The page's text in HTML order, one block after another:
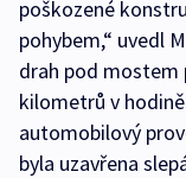
poškozené
pohybem,“ uvedl
drah pod mostem
kilometrů v
automobilový
byla uzavřena